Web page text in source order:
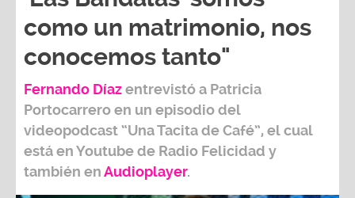
como un matrimonio, nos
conocemos tanto"
Fernando Díazentrevistó a Patricia
Portocarreroen un episodio del
videopodcast “Una Tacita de Café”, el cual
está en Youtube de Radio Felicidad y
también enAudioplayer.